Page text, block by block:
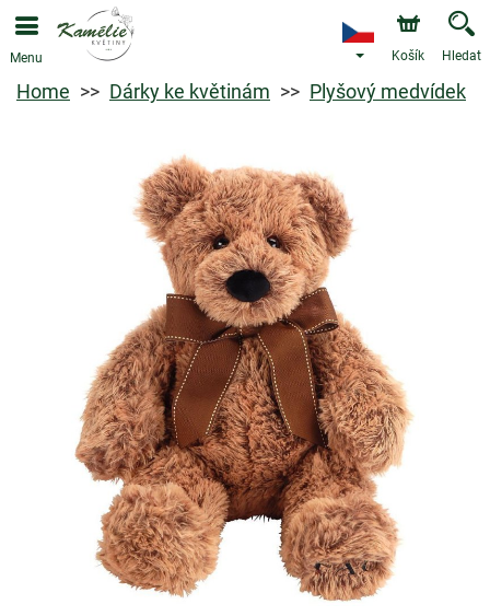
Menu Košík Hledat
Home Dárky ke květinám Plyšový medvídek